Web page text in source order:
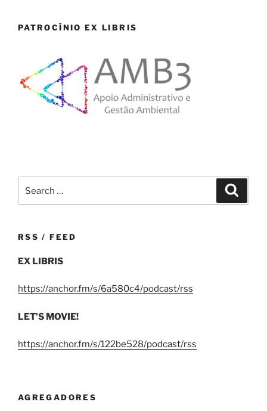
PATROCÍNIO EX LIBRIS
RSS / FEED
EX LIBRIS
https://anchor.fm/s/6a580c4/podcast/rss
LET’S MOVIE!
https://anchor.fm/s/122be528/podcast/rss
AGREGADORES